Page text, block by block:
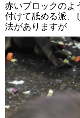
赤いブロックのよ
付けて舐める派、
法がありますが